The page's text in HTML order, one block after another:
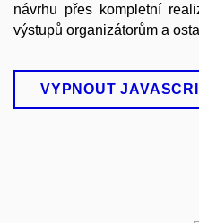
návrhu přes kompletní
výstupů organizátorům a
VYPNOUT